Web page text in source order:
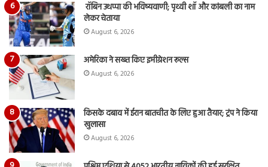
रॉबिन उथप्पा की भविष्यवाणी; पृथ्वी शॉ और कांबली का नाम
लेकर चेताया
August 6, 2026
अमेरिका ने सख्त किए इमीग्रेशन रूल्स
August 6, 2026
किसके दबाव में ईरान बातचीत के लिए हुआ तैयार; ट्रंप ने किया
खुलासा
August 6, 2026